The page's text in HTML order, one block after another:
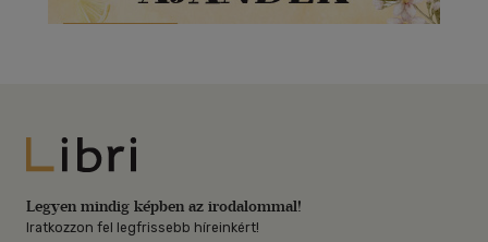
Libri
Legyen mindig képben az irodalommal!
Iratkozzon fel legfrissebb híreinkért!